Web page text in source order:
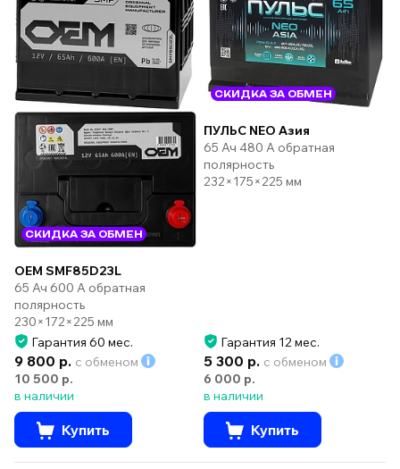
СКИДКА ЗА ОБМЕН
OEM SMF85D23L
65 Ач 600 А обратная
полярность
230×172×225 мм
Гарантия 60 мес.
9 800 р. с обменом
10 500 р.
в наличии
Купить
СКИДКА ЗА ОБМЕН
ПУЛЬС NEO Азия
65 Ач 480 А обратная
полярность
232×175×225 мм
Гарантия 12 мес.
5 300 р. с обменом
6 000 р.
в наличии
Купить